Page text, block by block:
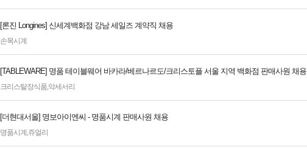
[론진 Longines] 신세계백화점 강남 세일즈 계약직 채용
손목시계
[TABLEWARE] 명품 테이블웨어 바카라/베르나르도/크리스토플 서울 지역 백화점 판매사원 채용
크리스탈장식품,악세서리
[더현대서울] 명보아이엔씨 - 명품시계 판매사원 채용
명품시계 ,쥬얼리